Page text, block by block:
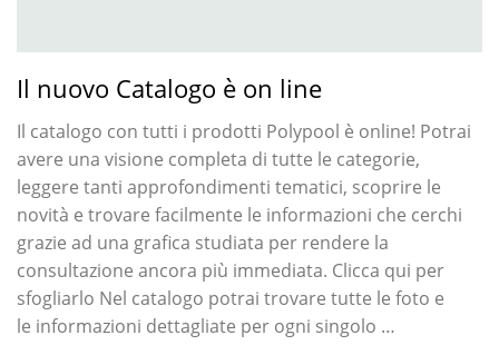
Il nuovo Catalogo è on line
Il catalogo con tutti i prodotti Polypool è online! Potrai
avere una visione completa di tutte le categorie,
leggere tanti approfondimenti tematici, scoprire le
novità e trovare facilmente le informazioni che cerchi
grazie ad una grafica studiata per rendere la
consultazione ancora più immediata. Clicca qui per
sfogliarlo Nel catalogo potrai trovare tutte le foto e
le informazioni dettagliate per ogni singolo …